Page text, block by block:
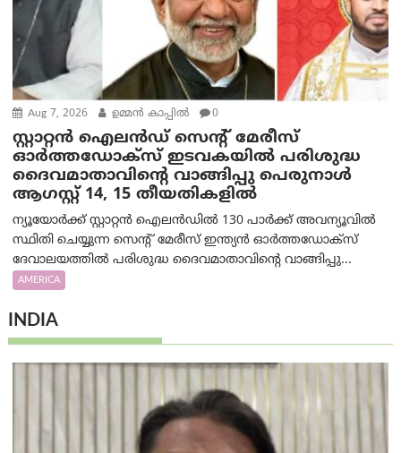
Aug 7, 2026 ഉമ്മന്‍ കാപ്പില്‍ 0
സ്റ്റാറ്റൻ ഐലൻഡ് സെന്റ് മേരീസ്
ഓർത്തഡോക്സ് ഇടവകയിൽ പരിശുദ്ധ
ദൈവമാതാവിന്റെ വാങ്ങിപ്പു പെരുനാൾ
ആഗസ്റ്റ് 14, 15 തീയതികളിൽ
ന്യൂയോർക്ക് സ്റ്റാറ്റൻ ഐലൻഡിൽ 130 പാർക്ക് അവന്യൂവിൽ
സ്ഥിതി ചെയ്യുന്ന സെന്റ് മേരീസ് ഇന്ത്യൻ ഓർത്തഡോക്സ്
ദേവാലയത്തിൽ പരിശുദ്ധ ദൈവമാതാവിന്റെ വാങ്ങിപ്പു...
AMERICA
INDIA